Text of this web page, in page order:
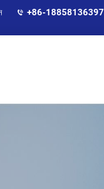
+86-18858136397